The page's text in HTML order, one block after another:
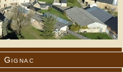
Gignac